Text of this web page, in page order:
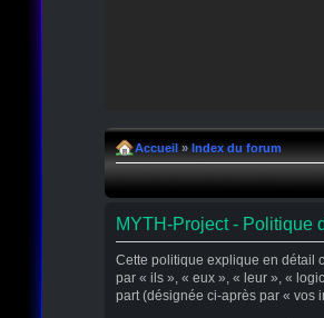
Accueil» Index du forum
MYTH-Project - Politique
Cette politique explique en détail
par « ils », « eux », « leur », «
part (désignée ci-après par « vos